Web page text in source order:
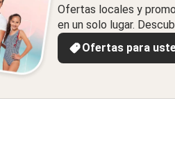
Ofertas locales y
en un solo lugar.
Ofertas para